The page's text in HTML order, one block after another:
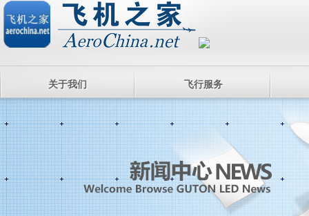
关于我们 飞行服务